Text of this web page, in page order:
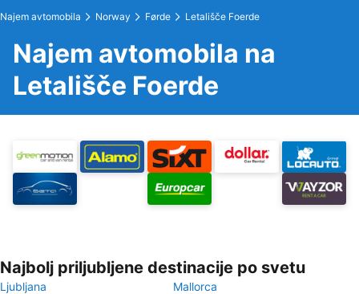
Najem avtomobila Norway Førde Letališče Foerde
Najem avtomobila na
Letališče Foerde
Najbolj priljubljene destinacije po svetu
Ljubljana
Mallorca